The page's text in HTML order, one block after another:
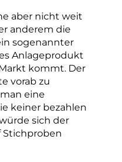
aber nicht weit
anderem die
sogenannter
Anlageprodukt
kommt. Der
vorab zu
eine
keiner bezahlen
sich der
Stichproben